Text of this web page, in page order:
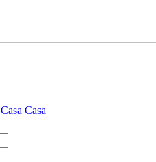
Casa Casa